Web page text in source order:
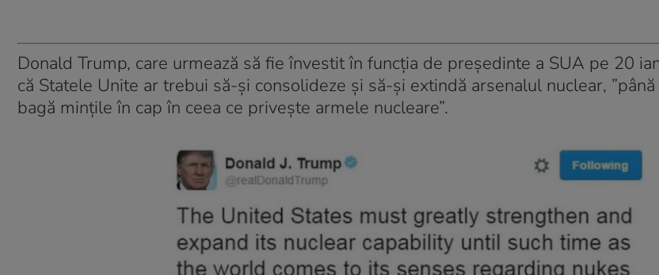
Donald Trump, care urmează să fie învestit în funcția de președinte a SUA pe 20
că Statele Unite ar trebui să-și consolideze și să-și extindă arsenalul nuclear,
bagă minţile în cap în ceea ce priveşte armele nucleare”.